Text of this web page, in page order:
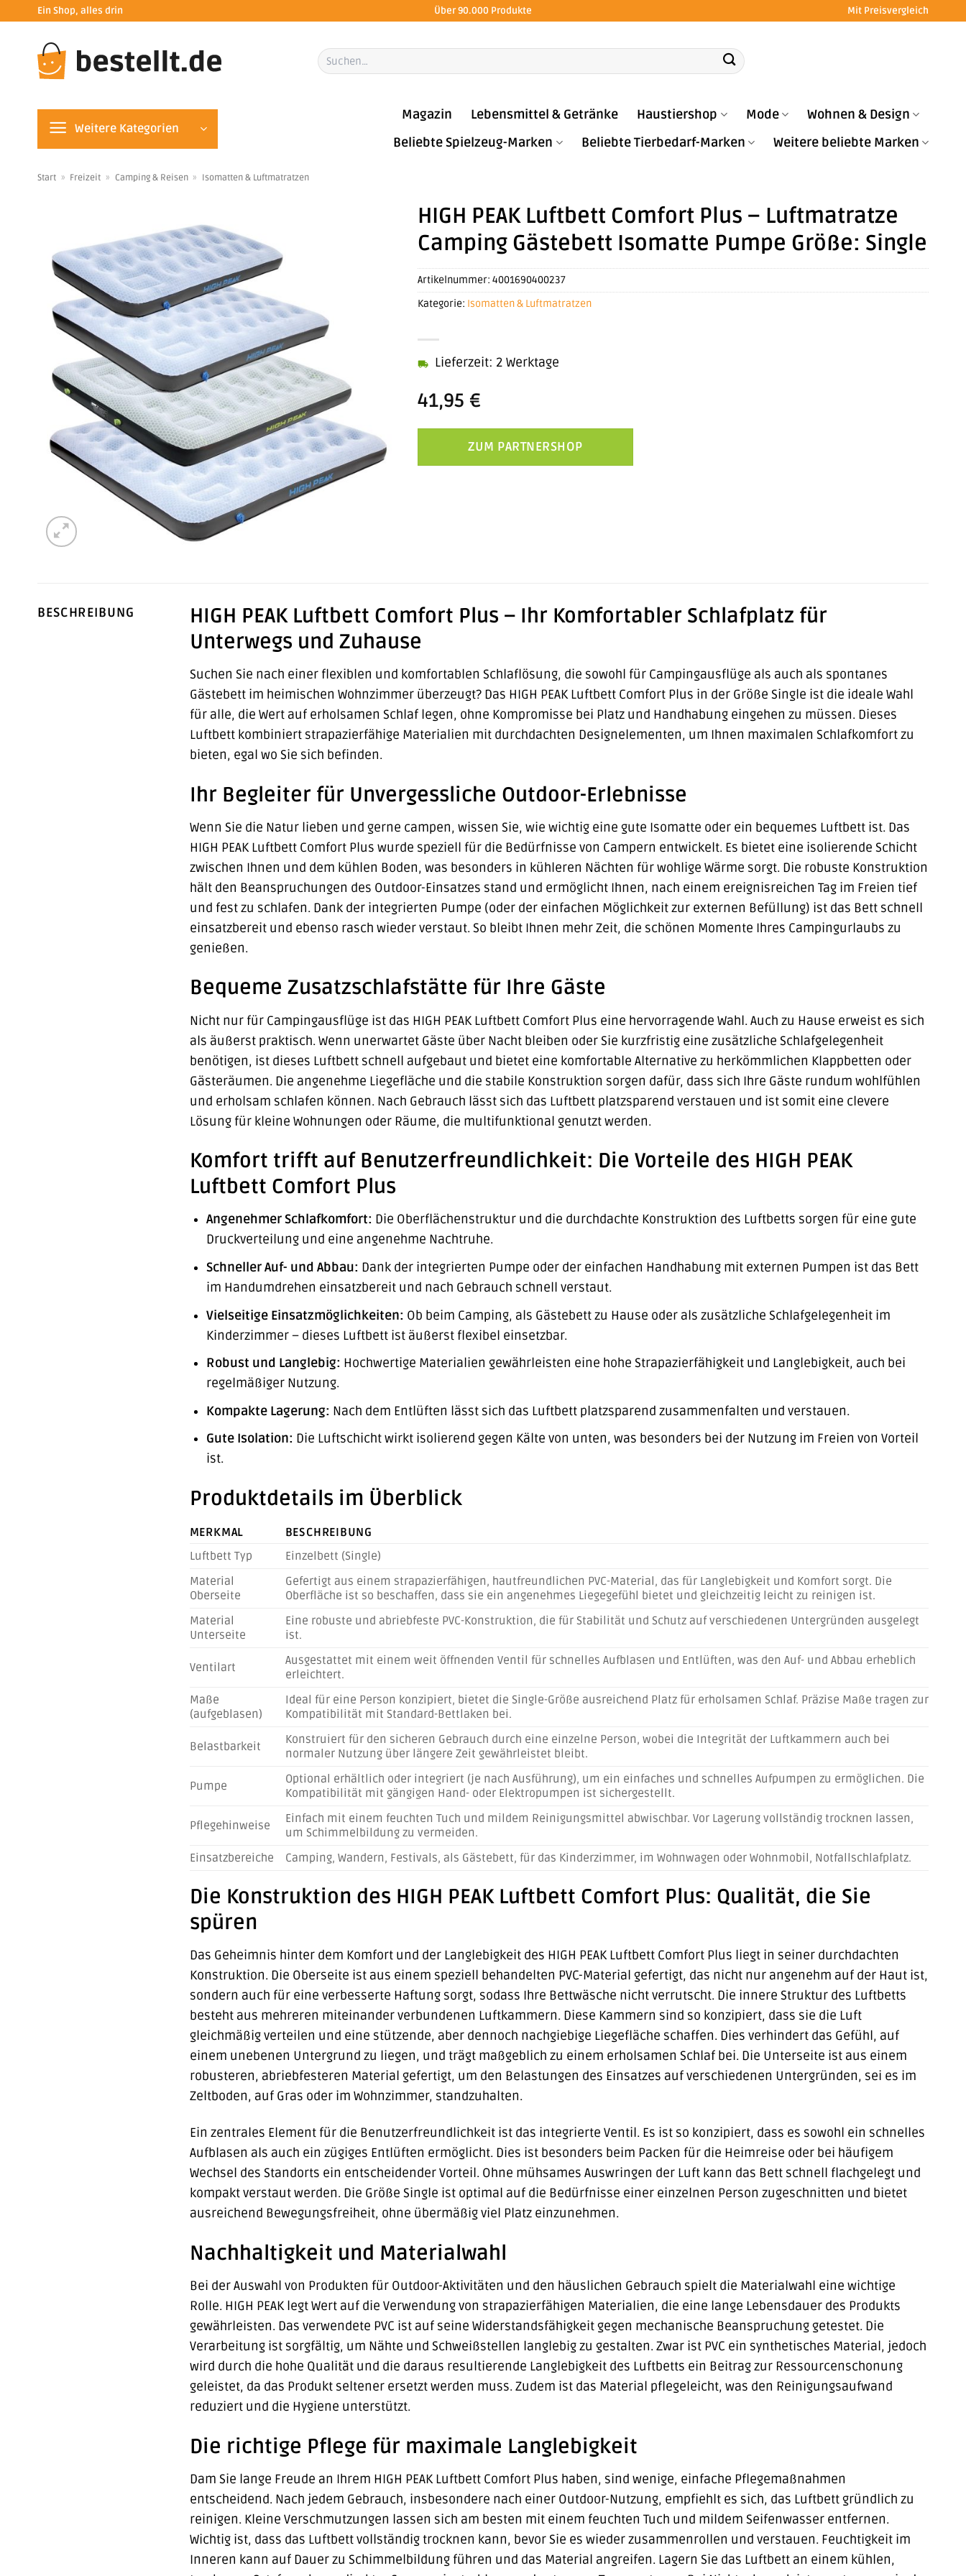
springen
Ein Shop, alles drin Über 90.000 Produkte Mit Preisvergleich
Suchen
nach:
Weitere Kategorien
Magazin Lebensmittel & Getränke Haustiershop Mode
Wohnen & Design
Beliebte Spielzeug-Marken
Beliebte Tierbedarf-Marken Weitere beliebte Marken
Start » Freizeit » Camping & Reisen » Isomatten & Luftmatratzen
HIGH PEAK Luftbett Comfort Plus – Luftmatratze
Camping Gästebett Isomatte Pumpe Größe: Single
41,95 €
Lieferzeit: 2 Werktage
ZUM PARTNERSHOP
Artikelnummer:4001690400237
Kategorie: Isomatten & Luftmatratzen
BESCHREIBUNG
HIGH PEAK Luftbett Comfort Plus – Ihr Komfortabler Schlafplatz für
Unterwegs und Zuhause
Suchen Sie nach einer flexiblen und komfortablen Schlaflösung, die sowohl für Campingausflüge als auch als spontanes
Gästebett im heimischen Wohnzimmer überzeugt? Das HIGH PEAK Luftbett Comfort Plus in der Größe Single ist die ideale Wahl
für alle, die Wert auf erholsamen Schlaf legen, ohne Kompromisse bei Platz und Handhabung eingehen zu müssen. Dieses
Luftbett kombiniert strapazierfähige Materialien mit durchdachten Designelementen, um Ihnen maximalen Schlafkomfort zu
bieten, egal wo Sie sich befinden.
Ihr Begleiter für Unvergessliche Outdoor-Erlebnisse
Wenn Sie die Natur lieben und gerne campen, wissen Sie, wie wichtig eine gute Isomatte oder ein bequemes Luftbett ist. Das
HIGH PEAK Luftbett Comfort Plus wurde speziell für die Bedürfnisse von Campern entwickelt. Es bietet eine isolierende Schicht
zwischen Ihnen und dem kühlen Boden, was besonders in kühleren Nächten für wohlige Wärme sorgt. Die robuste Konstruktion
hält den Beanspruchungen des Outdoor-Einsatzes stand und ermöglicht Ihnen, nach einem ereignisreichen Tag im Freien tief
und fest zu schlafen. Dank der integrierten Pumpe (oder der einfachen Möglichkeit zur externen Befüllung) ist das Bett schnell
einsatzbereit und ebenso rasch wieder verstaut. So bleibt Ihnen mehr Zeit, die schönen Momente Ihres Campingurlaubs zu
genießen.
Bequeme Zusatzschlafstätte für Ihre Gäste
Nicht nur für Campingausflüge ist das HIGH PEAK Luftbett Comfort Plus eine hervorragende Wahl. Auch zu Hause erweist es sich
als äußerst praktisch. Wenn unerwartet Gäste über Nacht bleiben oder Sie kurzfristig eine zusätzliche Schlafgelegenheit
benötigen, ist dieses Luftbett schnell aufgebaut und bietet eine komfortable Alternative zu herkömmlichen Klappbetten oder
Gästeräumen. Die angenehme Liegefläche und die stabile Konstruktion sorgen dafür, dass sich Ihre Gäste rundum wohlfühlen
und erholsam schlafen können. Nach Gebrauch lässt sich das Luftbett platzsparend verstauen und ist somit eine clevere
Lösung für kleine Wohnungen oder Räume, die multifunktional genutzt werden.
Komfort trifft auf Benutzerfreundlichkeit: Die Vorteile des HIGH PEAK
Luftbett Comfort Plus
Angenehmer Schlafkomfort: Die Oberflächenstruktur und die durchdachte Konstruktion des Luftbetts sorgen für eine gute
Druckverteilung und eine angenehme Nachtruhe.
Schneller Auf- und Abbau: Dank der integrierten Pumpe oder der einfachen Handhabung mit externen Pumpen ist das Bett
im Handumdrehen einsatzbereit und nach Gebrauch schnell verstaut.
Vielseitige Einsatzmöglichkeiten: Ob beim Camping, als Gästebett zu Hause oder als zusätzliche Schlafgelegenheit im
Kinderzimmer – dieses Luftbett ist äußerst flexibel einsetzbar.
Robust und Langlebig: Hochwertige Materialien gewährleisten eine hohe Strapazierfähigkeit und Langlebigkeit, auch bei
regelmäßiger Nutzung.
Kompakte Lagerung: Nach dem Entlüften lässt sich das Luftbett platzsparend zusammenfalten und verstauen.
Gute Isolation: Die Luftschicht wirkt isolierend gegen Kälte von unten, was besonders bei der Nutzung im Freien von Vorteil
ist.
Produktdetails im Überblick
MERKMAL
BESCHREIBUNG
Luftbett Typ
Einzelbett (Single)
Material
Oberseite
Gefertigt aus einem strapazierfähigen, hautfreundlichen PVC-Material, das für Langlebigkeit und Komfort sorgt. Die
Oberfläche ist so beschaffen, dass sie ein angenehmes Liegegefühl bietet und gleichzeitig leicht zu reinigen ist.
Material
Unterseite
Eine robuste und abriebfeste PVC-Konstruktion, die für Stabilität und Schutz auf verschiedenen Untergründen ausgelegt
ist.
Ventilart
Ausgestattet mit einem weit öffnenden Ventil für schnelles Aufblasen und Entlüften, was den Auf- und Abbau erheblich
erleichtert.
Maße
(aufgeblasen)
Ideal für eine Person konzipiert, bietet die Single-Größe ausreichend Platz für erholsamen Schlaf. Präzise Maße tragen zur
Kompatibilität mit Standard-Bettlaken bei.
Belastbarkeit
Konstruiert für den sicheren Gebrauch durch eine einzelne Person, wobei die Integrität der Luftkammern auch bei
normaler Nutzung über längere Zeit gewährleistet bleibt.
Pumpe
Optional erhältlich oder integriert (je nach Ausführung), um ein einfaches und schnelles Aufpumpen zu ermöglichen. Die
Kompatibilität mit gängigen Hand- oder Elektropumpen ist sichergestellt.
Pflegehinweise
Einfach mit einem feuchten Tuch und mildem Reinigungsmittel abwischbar. Vor Lagerung vollständig trocknen lassen,
um Schimmelbildung zu vermeiden.
Einsatzbereiche
Camping, Wandern, Festivals, als Gästebett, für das Kinderzimmer, im Wohnwagen oder Wohnmobil, Notfallschlafplatz.
Die Konstruktion des HIGH PEAK Luftbett Comfort Plus: Qualität, die Sie
spüren
Das Geheimnis hinter dem Komfort und der Langlebigkeit des HIGH PEAK Luftbett Comfort Plus liegt in seiner durchdachten
Konstruktion. Die Oberseite ist aus einem speziell behandelten PVC-Material gefertigt, das nicht nur angenehm auf der Haut ist,
sondern auch für eine verbesserte Haftung sorgt, sodass Ihre Bettwäsche nicht verrutscht. Die innere Struktur des Luftbetts
besteht aus mehreren miteinander verbundenen Luftkammern. Diese Kammern sind so konzipiert, dass sie die Luft
gleichmäßig verteilen und eine stützende, aber dennoch nachgiebige Liegefläche schaffen. Dies verhindert das Gefühl, auf
einem unebenen Untergrund zu liegen, und trägt maßgeblich zu einem erholsamen Schlaf bei. Die Unterseite ist aus einem
robusteren, abriebfesteren Material gefertigt, um den Belastungen des Einsatzes auf verschiedenen Untergründen, sei es im
Zeltboden, auf Gras oder im Wohnzimmer, standzuhalten.
Ein zentrales Element für die Benutzerfreundlichkeit ist das integrierte Ventil. Es ist so konzipiert, dass es sowohl ein schnelles
Aufblasen als auch ein zügiges Entlüften ermöglicht. Dies ist besonders beim Packen für die Heimreise oder bei häufigem
Wechsel des Standorts ein entscheidender Vorteil. Ohne mühsames Auswringen der Luft kann das Bett schnell flachgelegt und
kompakt verstaut werden. Die Größe Single ist optimal auf die Bedürfnisse einer einzelnen Person zugeschnitten und bietet
ausreichend Bewegungsfreiheit, ohne übermäßig viel Platz einzunehmen.
Nachhaltigkeit und Materialwahl
Bei der Auswahl von Produkten für Outdoor-Aktivitäten und den häuslichen Gebrauch spielt die Materialwahl eine wichtige
Rolle. HIGH PEAK legt Wert auf die Verwendung von strapazierfähigen Materialien, die eine lange Lebensdauer des Produkts
gewährleisten. Das verwendete PVC ist auf seine Widerstandsfähigkeit gegen mechanische Beanspruchung getestet. Die
Verarbeitung ist sorgfältig, um Nähte und Schweißstellen langlebig zu gestalten. Zwar ist PVC ein synthetisches Material, jedoch
wird durch die hohe Qualität und die daraus resultierende Langlebigkeit des Luftbetts ein Beitrag zur Ressourcenschonung
geleistet, da das Produkt seltener ersetzt werden muss. Zudem ist das Material pflegeleicht, was den Reinigungsaufwand
reduziert und die Hygiene unterstützt.
Die richtige Pflege für maximale Langlebigkeit
Dam Sie lange Freude an Ihrem HIGH PEAK Luftbett Comfort Plus haben, sind wenige, einfache Pflegemaßnahmen
entscheidend. Nach jedem Gebrauch, insbesondere nach einer Outdoor-Nutzung, empfiehlt es sich, das Luftbett gründlich zu
reinigen. Kleine Verschmutzungen lassen sich am besten mit einem feuchten Tuch und mildem Seifenwasser entfernen.
Wichtig ist, dass das Luftbett vollständig trocknen kann, bevor Sie es wieder zusammenrollen und verstauen. Feuchtigkeit im
Inneren kann auf Dauer zu Schimmelbildung führen und das Material angreifen. Lagern Sie das Luftbett an einem kühlen,